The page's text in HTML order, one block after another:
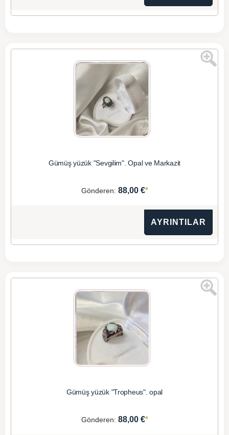
Gümüş yüzük "Sevgilim". Opal ve Markazit
Gönderen: 88,00 €*
AYRINTILAR
Gümüş yüzük "Tropheus". opal
Gönderen: 88,00 €*